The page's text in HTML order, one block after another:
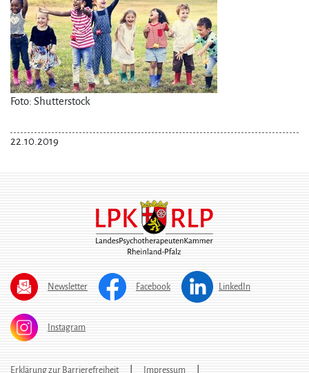
Foto: Shutterstock
22.10.2019
Newsletter Facebook LinkedIn
Instagram
Erklärung zur Barrierefreiheit Impressum